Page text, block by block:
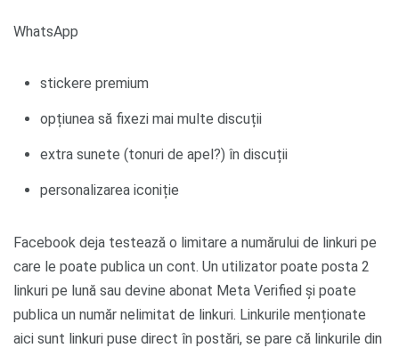
WhatsApp
stickere premium
opțiunea să fixezi mai multe discuții
extra sunete (tonuri de apel?) în discuții
personalizarea iconiție
Facebook deja testează o limitare a numărului de linkuri pe
care le poate publica un cont. Un utilizator poate posta 2
linkuri pe lună sau devine abonat Meta Verified și poate
publica un număr nelimitat de linkuri. Linkurile menționate
aici sunt linkuri puse direct în postări, se pare că linkurile din